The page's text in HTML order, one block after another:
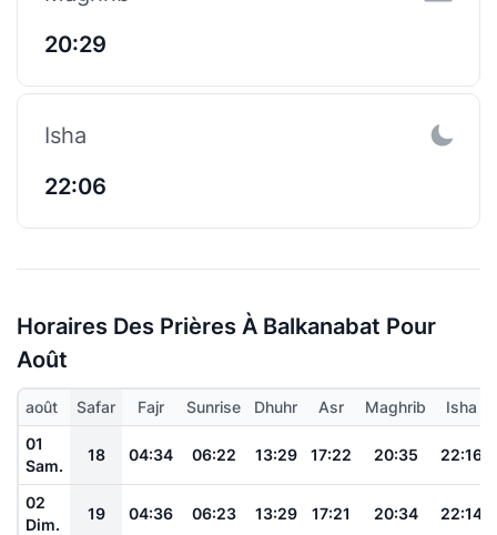
20:29
Isha
22:06
Horaires Des Prières À Balkanabat Pour
Août
août Safar Fajr Sunrise Dhuhr Asr Maghrib
Isha
01
Sam.
18 04:34 06:22 13:29 17:22 20:35 22:16
02
Dim.
19 04:36 06:23 13:29 17:21 20:34 22:14